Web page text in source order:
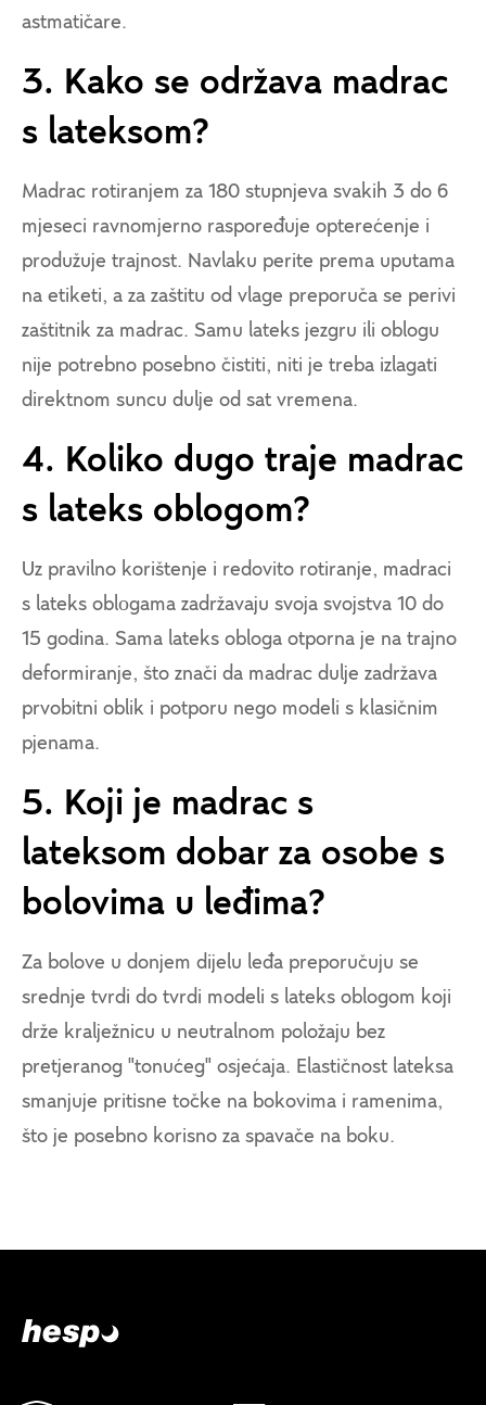
astmatičare.
3. Kako se održava madrac
s lateksom?
Madrac rotiranjem za 180 stupnjeva svakih 3 do 6
mjeseci ravnomjerno raspoređuje opterećenje i
produžuje trajnost. Navlaku perite prema uputama
na etiketi, a za zaštitu od vlage preporuča se perivi
zaštitnik za madrac. Samu lateks jezgru ili oblogu
nije potrebno posebno čistiti, niti je treba izlagati
direktnom suncu dulje od sat vremena.
4. Koliko dugo traje madrac
s lateks oblogom?
Uz pravilno korištenje i redovito rotiranje, madraci
s lateks oblоgama zadržavaju svoja svojstva 10 do
15 godina. Sama lateks obloga otporna je na trajno
deformiranje, što znači da madrac dulje zadržava
prvobitni oblik i potporu nego modeli s klasičnim
pjenama.
5. Koji je madrac s
lateksom dobar za osobe s
bolovima u leđima?
Za bolove u donjem dijelu leđa preporučuju se
srednje tvrdi do tvrdi modeli s lateks oblogom koji
drže kralježnicu u neutralnom položaju bez
pretjeranog "tonućeg" osjećaja. Elastičnost lateksa
smanjuje pritisne točke na bokovima i ramenima,
što je posebno korisno za spavače na boku.